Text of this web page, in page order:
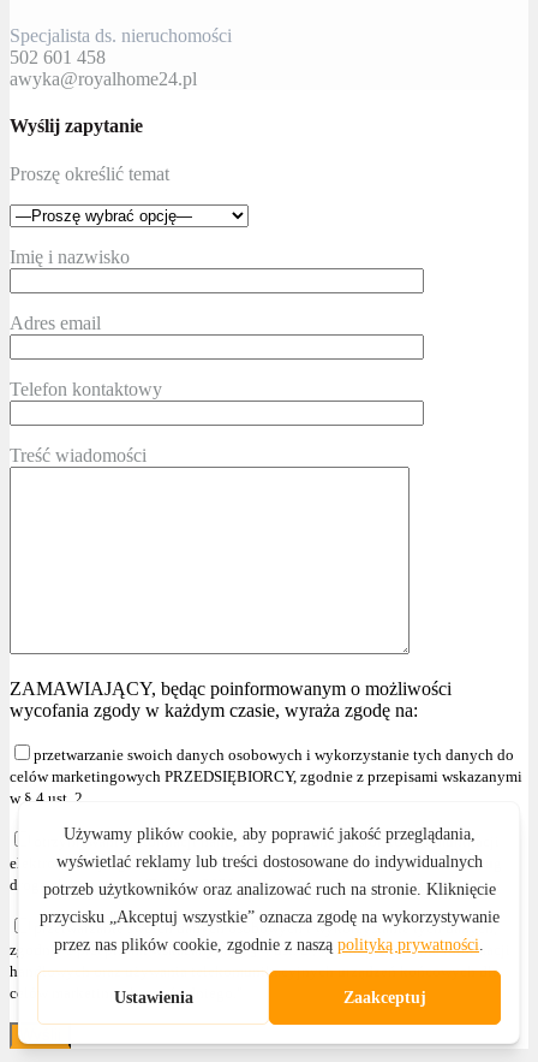
Specjalista ds. nieruchomości
502 601 458
awyka@royalhome24.pl
Wyślij zapytanie
Proszę określić temat
Imię i nazwisko
Adres email
Telefon kontaktowy
Treść wiadomości
ZAMAWIAJĄCY, będąc poinformowanym o możliwości
wycofania zgody w każdym czasie, wyraża zgodę na:
przetwarzanie swoich danych osobowych i wykorzystanie tych danych do
celów marketingowych PRZEDSIĘBIORCY, zgodnie z przepisami wskazanymi
w § 4 ust. 2
otrzymywanie informacji handlowych za pomocą środków komunikacji
elektronicznej, zgodnie z ustawą z dnia 18 lipca 2002r. o świadczeniu usług
drogą elektroniczną (Dz. U. z 2020r. poz. 344 z późniejszymi zmianami )
przetwarzanie swoich danych osobowych i wykorzystanie tych danych,
zgodnie z przepisami wskazanymi w § 4 ust. 2 , w celu przesyłania informacji
handlowych oraz używania telekomunikacyjnych urządzeń końcowych dla
celów marketingu bezpośredniego."